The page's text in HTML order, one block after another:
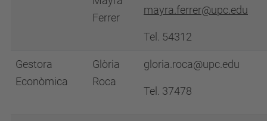
Ferrer
mayra.ferrer@upc.edu
Tel. 54312
Gestora
Econòmica
Glòria
Roca
gloria.roca@upc.edu
Tel. 37478